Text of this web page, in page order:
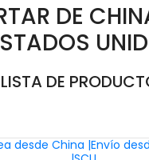
DE
LISTA DE